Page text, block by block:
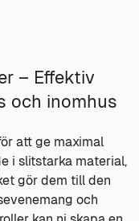
– Effektiv
och inomhus
att ge maximal
i slitstarka material,
gör dem till den
och